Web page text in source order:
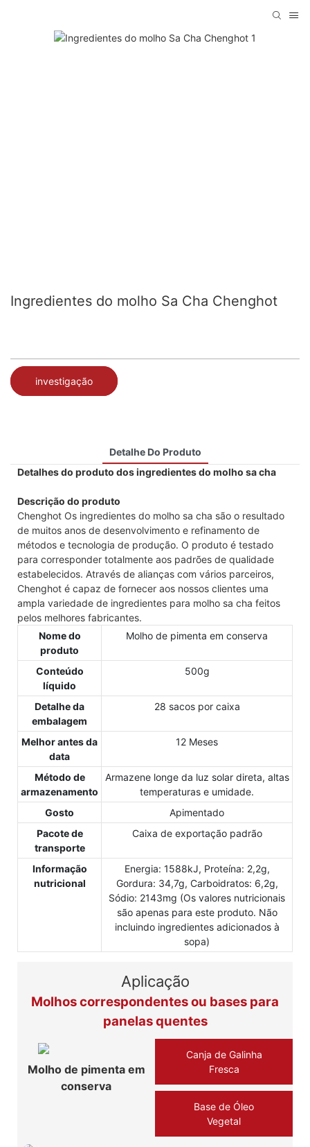
Ingredientes do molho Sa Cha Chenghot
investigação
Detalhe Do Produto
Detalhes do produto dos ingredientes do molho sa cha
Descrição do produto
Chenghot Os ingredientes do molho sa cha são o resultado
de muitos anos de desenvolvimento e refinamento de
métodos e tecnologia de produção. O produto é testado
para corresponder totalmente aos padrões de qualidade
estabelecidos. Através de alianças com vários parceiros,
Chenghot é capaz de fornecer aos nossos clientes uma
ampla variedade de ingredientes para molho sa cha feitos
pelos melhores fabricantes.
Nome do
produto
Molho de pimenta em conserva
Conteúdo
líquido
500g
Detalhe da
embalagem
28 sacos por caixa
Melhor antes da
data
12 Meses
Método de
armazenamento
Armazene longe da luz solar direta, altas
temperaturas e umidade.
Gosto
Apimentado
Pacote de
transporte
Caixa de exportação padrão
Informação
nutricional
Energia: 1588kJ, Proteína: 2,2g,
Gordura: 34,7g, Carboidratos: 6,2g,
Sódio: 2143mg (Os valores nutricionais
são apenas para este produto. Não
incluindo ingredientes adicionados à
sopa)
Aplicação
Molhos correspondentes ou bases para
panelas quentes
Molho de pimenta em
conserva
Canja de Galinha
Fresca
Base de Óleo
Vegetal